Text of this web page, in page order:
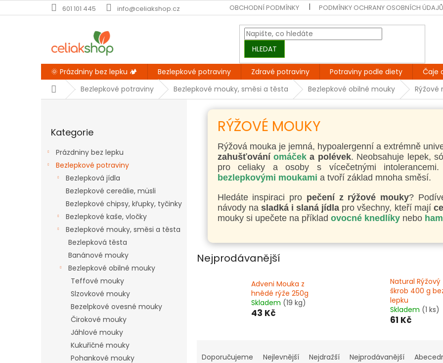
na
601 101 445 info@celiakshop.cz OBCHODNÍ PODMÍNKY PODMÍNKY OCHRANY OSOBNÍCH ÚDAJŮ
HLEDAT
🌞 Prázdniny bez lepku 🏕️ Bezlepkové potraviny Zdravé potraviny Potraviny podle diety Čaje
DomůBezlepkové potraviny Bezlepkové mouky, směsi a těsta Bezlepkové obilné mouky Rýžové
kategorie
Kategorie
Prázdniny bez lepku
Bezlepkové potraviny
Bezlepková jídla
Bezlepkové cereálie, müsli
Bezlepkové chipsy, křupky, tyčinky
Bezlepkové kaše, vločky
Bezlepkové mouky, směsi a těsta
Bezlepková těsta
Banánové mouky
Bezlepkové obilné mouky
Teffové mouky
Slzovkové mouky
Bezelpkové ovesné mouky
Čirokové mouky
Jáhlové mouky
Kukuřičné mouky
Pohankové mouky
RÝŽOVÉ MOUKY
Rýžová mouka je jemná, hypoalergenní a extrémně
zahušťování omáčeka polévek. Neobsahuje lepek,
pro celiaky a osoby s vícečetnými
bezlepkovými moukami a tvoří základ mnoha směsí.
Hledáte inspiraci pro pečení z rýžové mouky?
návody nasladká i slaná jídla pro všechny, kteří mají
mouky si upečete na příklad ovocné knedlíkynebo
Nejprodávanější
Adveni Mouka z
hnědé rýže 250g
Skladem (19 kg)
43 Kč
Natural Rýžový
škrob 400 g
lepku
Skladem (1 ks)
61 Kč
aDoporučujeme Nejlevnější Nejdražší Nejprodávanější